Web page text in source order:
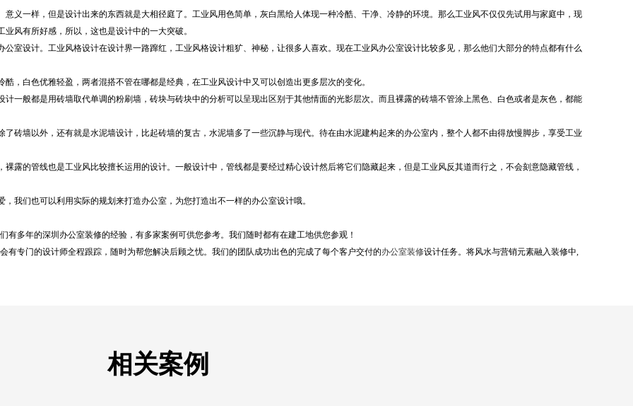
义一样，但是设计出来的东西就是大相径庭了。工业风用色简单，灰白黑给人体现一种冷酷、干净、冷静的环境。那么工业风不仅仅先试用与家庭中，现
风有所好感，所以，这也是设计中的一大突破。
室设计。工业风格设计在设计界一路蹿红，工业风格设计粗犷、神秘，让很多人喜欢。现在工业风办公室设计比较多见，那么他们大部分的特点都有什么
，白色优雅轻盈，两者混搭不管在哪都是经典，在工业风设计中又可以创造出更多层次的变化。
一般都是用砖墙取代单调的粉刷墙，砖块与砖块中的分析可以呈现出区别于其他情面的光影层次。而且裸露的砖墙不管涂上黑色、白色或者是灰色，都能
砖墙以外，还有就是水泥墙设计，比起砖墙的复古，水泥墙多了一些沉静与现代。待在由水泥建构起来的办公室内，整个人都不由得放慢脚步，享受工业
露的管线也是工业风比较擅长运用的设计。一般设计中，管线都是要经过精心设计然后将它们隐藏起来，但是工业风反其道而行之，不会刻意隐藏管线，
我们也可以利用实际的规划来打造办公室，为您打造出不一样的办公室设计哦。
有多年的深圳办公室装修的经验，有多家案例可供您参考。我们随时都有在建工地供您参观！
有专门的设计师全程跟踪，随时为帮您解决后顾之忧。我们的团队成功出色的完成了每个客户交付的办公室装修设计任务。将风水与营销元素融入装修中,
相关案例